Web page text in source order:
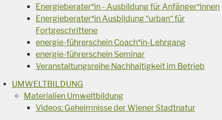
Energieberater*in - Ausbildung für Anfänger*innen
Energieberater*in Ausbildung “urban“ für
Fortgeschrittene
energie-führerschein Coach*in-Lehrgang
energie-führerschein Seminar
Veranstaltungsreihe Nachhaltigkeit im Betrieb
UMWELTBILDUNG
Materialien Umweltbildung
Videos: Geheimnisse der Wiener Stadtnatur